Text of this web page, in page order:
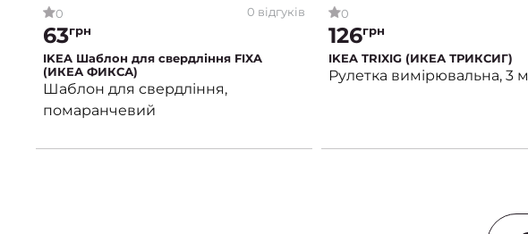
0 0 відгуків
63грн
IKEA Шаблон для свердління FIXA
(ИКЕА ФИКСА)
Шаблон для свердління,
помаранчевий
0
126грн
IKEA TRIXIG (ИКЕА ТРИКСИГ)
Рулетка вимірювальна, 3 м